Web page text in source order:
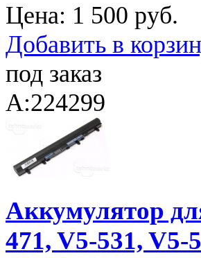
Цена: 1 500 руб.
Добавить в
под заказ
A:224299
Аккумулятор
471, V5-531, V5-